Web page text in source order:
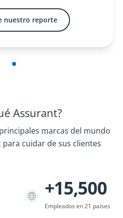
nuestro reporte
Assurant?
marcas del mundo
cuidar de sus clientes
+15,500
Empleados en 21 países